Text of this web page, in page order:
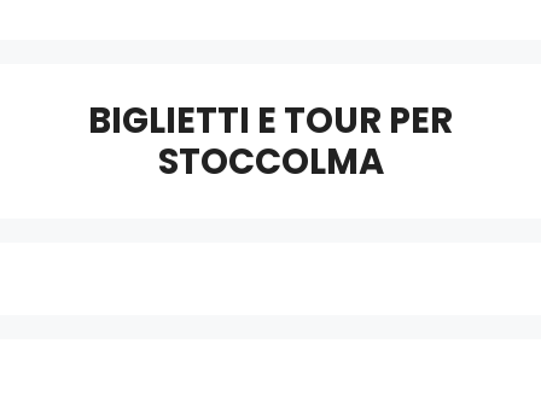
BIGLIETTI E TOUR PER
STOCCOLMA